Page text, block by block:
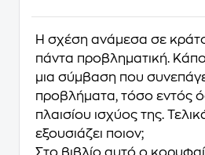
Η σχέση ανάμεσα σε
πάντα προβληματική.
μια σύμβαση που
προβλήματα, τόσο εντός
πλαισίου ισχύος της.
εξουσιάζει ποιον;